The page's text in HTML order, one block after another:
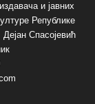
и јавних
Републике
Спасојевић